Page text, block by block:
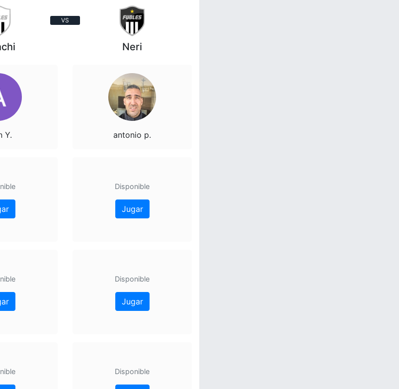
VS
Y.
Neri
antonio p.
Disponible
Jugar
Disponible
Jugar
Disponible